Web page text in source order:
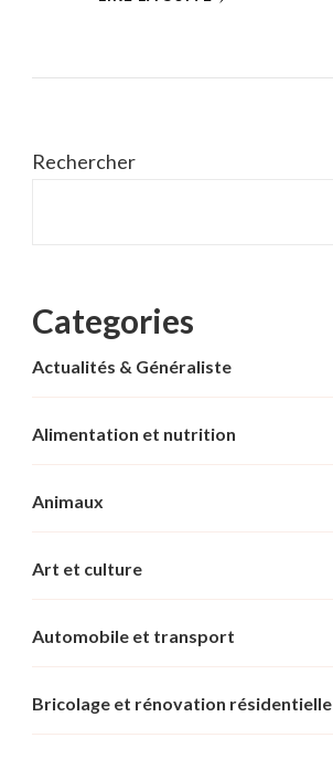
Rechercher
Categories
Actualités & Généraliste
Alimentation et nutrition
Animaux
Art et culture
Automobile et transport
Bricolage et rénovation résidentielle